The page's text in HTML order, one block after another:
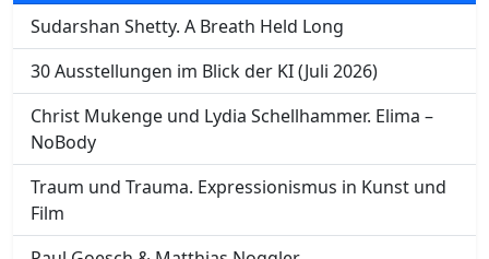
Sudarshan Shetty. A Breath Held Long
30 Ausstellungen im Blick der KI (Juli 2026)
Christ Mukenge und Lydia Schellhammer. Elima –
NoBody
Traum und Trauma. Expressionismus in Kunst und
Film